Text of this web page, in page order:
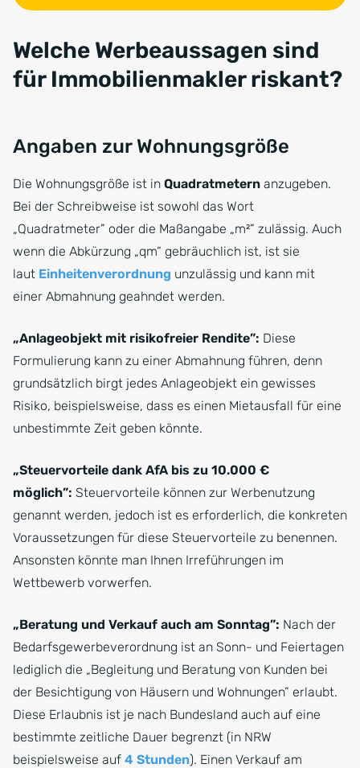
Welche Werbeaussagen sind
für Immobilienmakler riskant?
Angaben zur Wohnungsgröße
Die Wohnungsgröße ist in Quadratmetern anzugeben.
Bei der Schreibweise ist sowohl das Wort
„Quadratmeter” oder die Maßangabe „m²” zulässig. Auch
wenn die Abkürzung „qm“ gebräuchlich ist, ist sie
laut Einheitenverordnung unzulässig und kann mit
einer Abmahnung geahndet werden.
„Anlageobjekt mit risikofreier Rendite”: Diese
Formulierung kann zu einer Abmahnung führen, denn
grundsätzlich birgt jedes Anlageobjekt ein gewisses
Risiko, beispielsweise, dass es einen Mietausfall für eine
unbestimmte Zeit geben könnte.
„Steuervorteile dank AfA bis zu 10.000 €
möglich”: Steuervorteile können zur Werbenutzung
genannt werden, jedoch ist es erforderlich, die konkreten
Voraussetzungen für diese Steuervorteile zu benennen.
Ansonsten könnte man Ihnen Irreführungen im
Wettbewerb vorwerfen.
„Beratung und Verkauf auch am Sonntag”: Nach der
Bedarfsgewerbeverordnung ist an Sonn- und Feiertagen
lediglich die „Begleitung und Beratung von Kunden bei
der Besichtigung von Häusern und Wohnungen” erlaubt.
Diese Erlaubnis ist je nach Bundesland auch auf eine
bestimmte zeitliche Dauer begrenzt (in NRW
beispielsweise auf 4 Stunden). Einen Verkauf am